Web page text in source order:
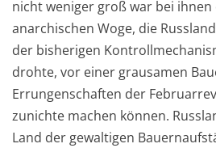
nicht weniger groß war bei
anarchischen Woge, die
der bisherigen
drohte, vor einer grausamen
Errungenschaften der
zunichte machen können.
Land der gewaltigen